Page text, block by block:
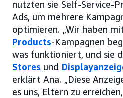
nutzten sie Self-Service-
Ads, um mehrere
optimieren. „Wir haben
Products-Kampagnen
was funktioniert, und sie
Stores und
erklärt Ana. „Diese
es uns, Eltern zu